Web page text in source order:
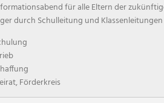
für alle Eltern der
durch Schulleitung und Klassenleitungen
Förderkreis